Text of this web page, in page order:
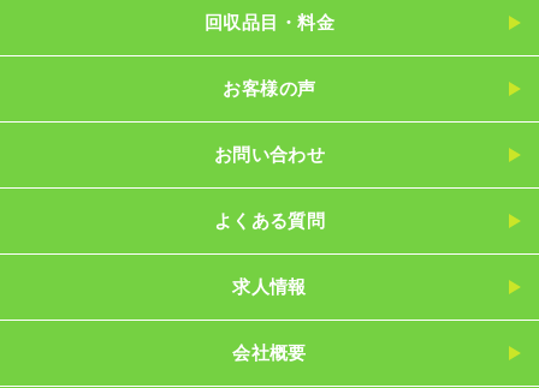
回収品目・料金
お客様の声
お問い合わせ
よくある質問
求人情報
会社概要